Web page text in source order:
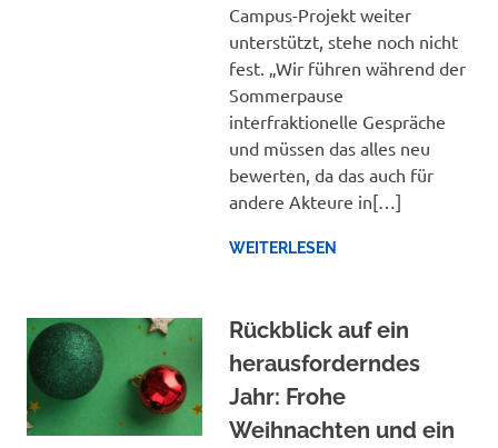
Campus-Projekt weiter
unterstützt, stehe noch nicht
fest. „Wir führen während der
Sommerpause
interfraktionelle Gespräche
und müssen das alles neu
bewerten, da das auch für
andere Akteure in[…]
WEITERLESEN
Rückblick auf ein
herausforderndes
Jahr: Frohe
Weihnachten und ein